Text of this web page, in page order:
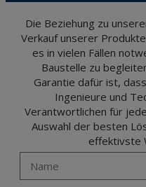
and opposition under the provisions
Portalada II | c/ Segador 13, 26006 |
Die Beziehung zu
Verkauf unserer
es in vielen Fällen
Baustelle zu
Garantie dafür ist,
Ingenieure und
Verantwortlichen für
Auswahl der besten
effektivste